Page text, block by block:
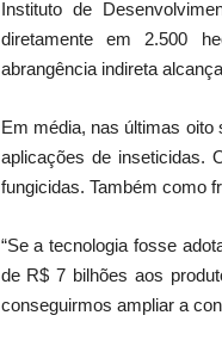
Instituto de
diretamente em 2.500
abrangência indireta
Em média, nas últimas oito
aplicações de inseticidas.
fungicidas. Também como
“Se a tecnologia fosse
de R$ 7 bilhões aos
conseguirmos ampliar a